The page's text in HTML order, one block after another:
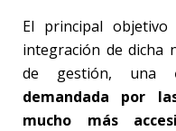
El principal
integración de dicha
de gestión, una
demandada por
mucho más